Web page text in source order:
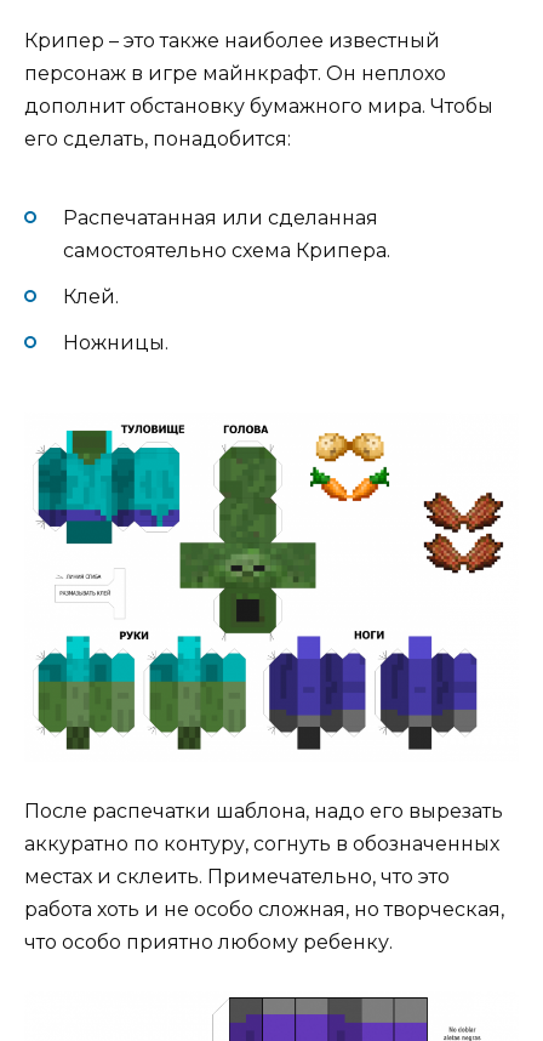
Крипер – это также наиболее известный
персонаж в игре майнкрафт. Он неплохо
дополнит обстановку бумажного мира. Чтобы
его сделать, понадобится:
Распечатанная или сделанная
самостоятельно схема Крипера.
Клей.
Ножницы.
После распечатки шаблона, надо его вырезать
аккуратно по контуру, согнуть в обозначенных
местах и склеить. Примечательно, что это
работа хоть и не особо сложная, но творческая,
что особо приятно любому ребенку.